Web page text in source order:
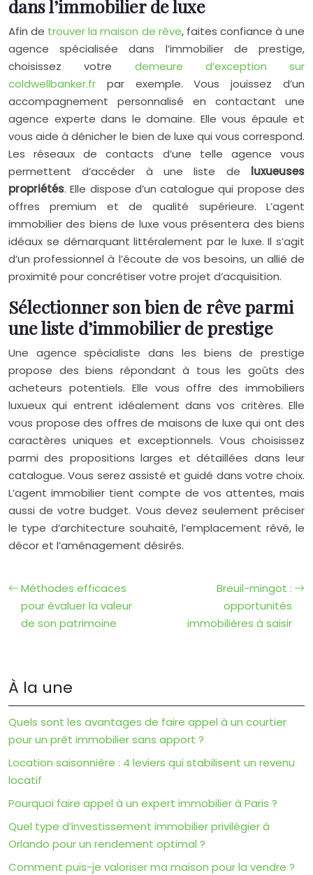
dans l’immobilier de luxe
Afin de trouver la maison de rêve, faites confiance à une
agence spécialisée dans l’immobilier de prestige,
choisissez votre demeure d’exception sur
coldwellbanker.fr par exemple. Vous jouissez d’un
accompagnement personnalisé en contactant une
agence experte dans le domaine. Elle vous épaule et
vous aide à dénicher le bien de luxe qui vous correspond.
Les réseaux de contacts d’une telle agence vous
permettent d’accéder à une liste de luxueuses
propriétés. Elle dispose d’un catalogue qui propose des
offres premium et de qualité supérieure. L’agent
immobilier des biens de luxe vous présentera des biens
idéaux se démarquant littéralement par le luxe. Il s’agit
d’un professionnel à l’écoute de vos besoins, un allié de
proximité pour concrétiser votre projet d’acquisition.
Sélectionner son bien de rêve parmi
une liste d’immobilier de prestige
Une agence spécialiste dans les biens de prestige
propose des biens répondant à tous les goûts des
acheteurs potentiels. Elle vous offre des immobiliers
luxueux qui entrent idéalement dans vos critères. Elle
vous propose des offres de maisons de luxe qui ont des
caractères uniques et exceptionnels. Vous choisissez
parmi des propositions larges et détaillées dans leur
catalogue. Vous serez assisté et guidé dans votre choix.
L’agent immobilier tient compte de vos attentes, mais
aussi de votre budget. Vous devez seulement préciser
le type d’architecture souhaité, l’emplacement rêvé, le
décor et l’aménagement désirés.
Méthodes efficaces
pour évaluer la valeur
de son patrimoine
Breuil-mingot :
opportunités
immobilières à saisir
À la une
Quels sont les avantages de faire appel à un courtier
pour un prêt immobilier sans apport ?
Location saisonnière : 4 leviers qui stabilisent un revenu
locatif
Pourquoi faire appel à un expert immobilier à Paris ?
Quel type d’investissement immobilier privilégier à
Orlando pour un rendement optimal ?
Comment puis-je valoriser ma maison pour la vendre ?